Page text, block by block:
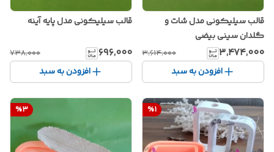
قالب سیلیکونی مدل شات و
گلدان سینی بیضی
۳٬۴۷۴٬۰۰۰ ۳٬۶۱۴٬۰۰۰
افزودن به سبد
قالب سیلیکونی مدل پایه آینه
۶۹۶٬۰۰۰ ۷۳۸٬۰۰۰
افزودن به سبد
%1
%3